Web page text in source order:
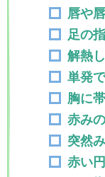
唇や
足の
解熱
単発
胸に
赤み
突然
赤い